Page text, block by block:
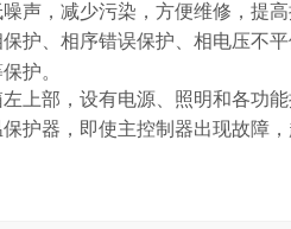
声，减少污染，方便维修，提高
护、相序错误保护、相电压不
护。
上部，设有电源、照明和各功能
护器，即使主控制器出现故障